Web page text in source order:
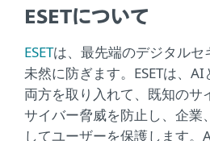
ESETについて
ESETは、最先端のデジタルセ
未然に防ぎます。ESETは、
両方を取り入れて、既知のサ
サイバー脅威を防止し、企業
してユーザーを保護します。